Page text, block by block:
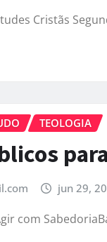
Cristãs
TEOLOGIA
jun 29,
com